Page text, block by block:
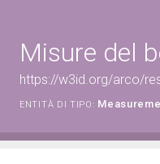
Misure del
https://w3id.org/arco/
ENTITÀ DI TIPO: